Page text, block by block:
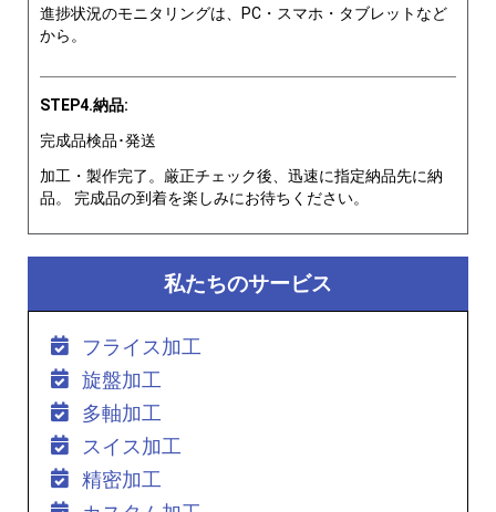
進捗状況のモニタリングは、PC・スマホ・タブレットなど
から。
STEP4.納品:
完成品検品･発送
加工・製作完了。厳正チェック後、迅速に指定納品先に納
品。 完成品の到着を楽しみにお待ちください。
私たちのサービス
フライス加工
旋盤加工
多軸加工
スイス加工
精密加工